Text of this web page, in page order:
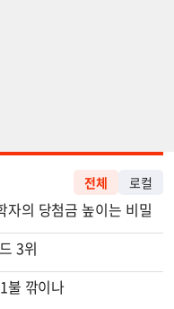
전체 로컬
자의 당첨금 높이는 비밀
3위
불 깎이나